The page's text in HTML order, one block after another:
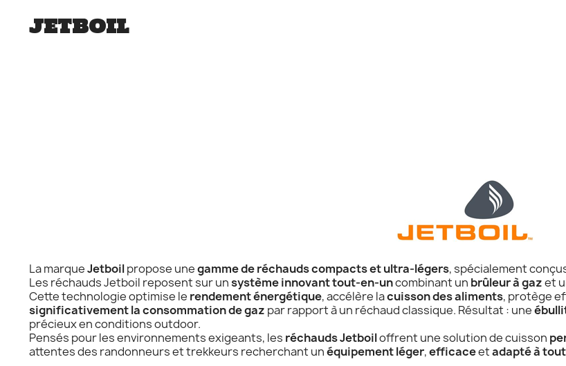
JETBOIL
La marqueJetboilpropose unegamme de réchauds compacts et ultra-légers, spécialement
Les réchauds Jetboil reposent sur unsystème innovant tout-en-uncombinant un brûleur à gazet
Cette technologie optimise le rendement énergétique, accélère lacuisson des aliments, protège
significativement la consommation de gaz par rapport à un réchaud classique. Résultat : une
précieux en conditions outdoor.
Pensés pour les environnements exigeants, les réchauds Jetboiloffrent une solution de cuisson
attentes des randonneurs et trekkeurs recherchant unéquipement léger,efficaceetadapté à